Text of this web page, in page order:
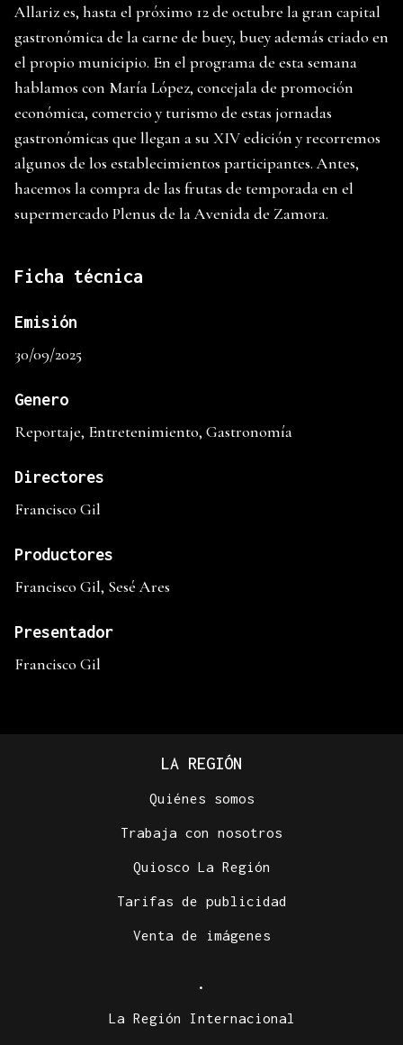
Allariz es, hasta el próximo 12 de octubre la gran capital
gastronómica de la carne de buey, buey además criado en
el propio municipio. En el programa de esta semana
hablamos con María López, concejala de promoción
económica, comercio y turismo de estas jornadas
gastronómicas que llegan a su XIV edición y recorremos
algunos de los establecimientos participantes. Antes,
hacemos la compra de las frutas de temporada en el
supermercado Plenus de la Avenida de Zamora.
Ficha técnica
Emisión
30/09/2025
Genero
Reportaje, Entretenimiento, Gastronomía
Directores
Francisco Gil
Productores
Francisco Gil, Sesé Ares
Presentador
Francisco Gil
LA REGIÓN
Quiénes somos
Trabaja con nosotros
Quiosco La Región
Tarifas de publicidad
Venta de imágenes
.
La Región Internacional